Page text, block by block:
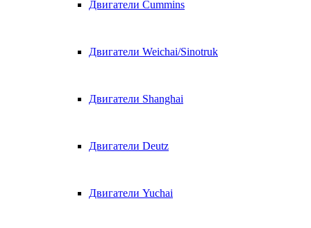
Двигатели Cummins
Двигатели Weichai/Sinotruk
Двигатели Shanghai
Двигатели Deutz
Двигатели Yuchai